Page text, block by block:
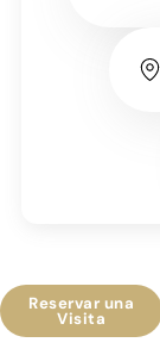
Reservar una
Visita